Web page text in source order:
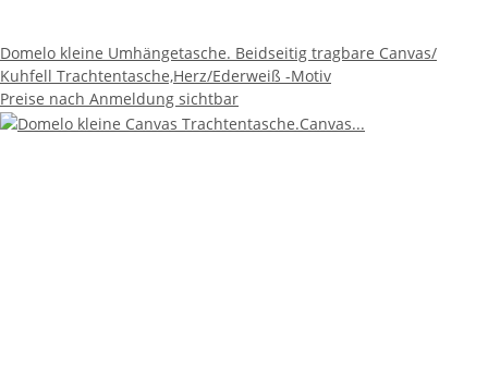
Domelo kleine Umhängetasche. Beidseitig tragbare Canvas/
Kuhfell Trachtentasche,Herz/Ederweiß -Motiv
Preise nach Anmeldung sichtbar